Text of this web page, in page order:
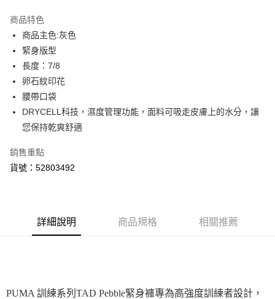
街口支付
悠遊付
Google Pay
貨到付款
運送方式
付款後全家取貨
每筆NT$100，滿NT$1,800(含以上)免運費
宅配(離島恕不配送)
商品特色
商品主色:灰色
緊身版型
長度：7/8
卵石紋印花
腰帶口袋
DRYCELL科技，濕度管理功能，面料可吸走皮膚上的水分，讓
您保持乾爽舒適
銷售重點
貨號：52803492
詳細說明 商品規格 相關推薦
PUMA 訓練系列TAD Pebble緊身褲專為高強度訓練者設計，